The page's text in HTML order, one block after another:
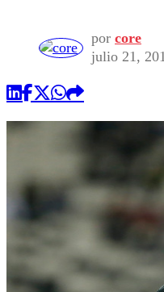
Seleccion
Torneo
Economía
Opinión
por core
julio 21,